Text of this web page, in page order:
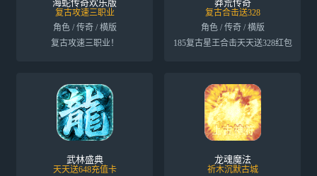
海蛇传奇欢乐版
复古攻速三职业
角色 / 传奇 / 横版
复古攻速三职业！
莽荒传奇
复古合击送328
角色 / 传奇 / 横版
185复古星王合击天天送328红包
武林盛典
天天送648充值卡
龙魂魔法
祈木沉默古城